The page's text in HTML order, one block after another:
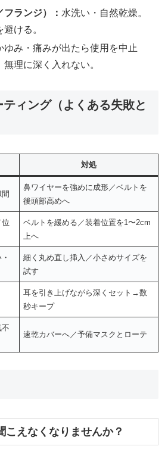
ランジ）： 水洗い・自然乾燥。
ける。
ゆみ・痛みが出たら使用を中止
理に深く入れない。
ティング（よくある失敗と
対処
鼻ワイヤーを強めに成形／ベルトを
後頭部高めへ
ベルトを緩める／装着位置を1〜2cm
上へ
細く丸め直し挿入／小さめサイズを
試す
耳を引き上げながら深くセット→数
秒キープ
速乾カバーへ／予備マスクとローテ
こえなくなりませんか？